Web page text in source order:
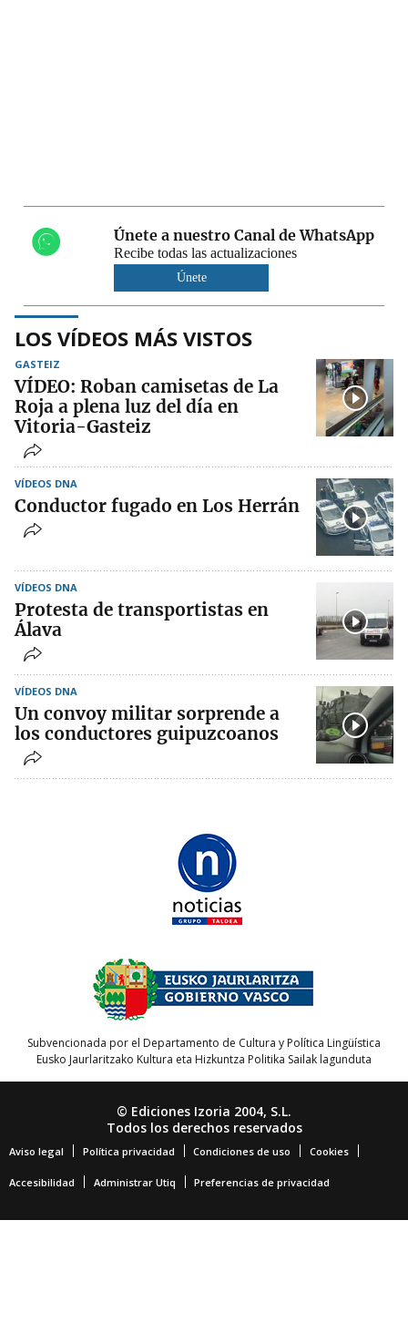
Únete a nuestro Canal de WhatsApp
Recibe todas las actualizaciones
Únete
LOS VÍDEOS MÁS VISTOS
GASTEIZ
VÍDEO: Roban camisetas de La
Roja a plena luz del día en
Vitoria-Gasteiz
VÍDEOS DNA
Conductor fugado en Los Herrán
VÍDEOS DNA
Protesta de transportistas en
Álava
VÍDEOS DNA
Un convoy militar sorprende a
los conductores guipuzcoanos
Subvencionada por el Departamento de Cultura y Política Lingüística
Eusko Jaurlaritzako Kultura eta Hizkuntza Politika Sailak lagunduta
© Ediciones Izoria 2004, S.L.
Todos los derechos reservados
Aviso legal Política privacidad Condiciones de uso Cookies
Accesibilidad Administrar Utiq Preferencias de privacidad